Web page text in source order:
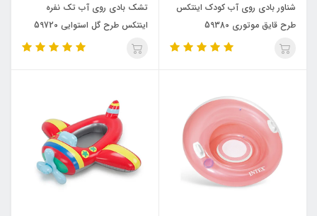
شناور بادی روی آب کودک اینتکس
طرح قایق موتوری 59380
تشک بادی روی آب تک نفره
اینتکس طرح گل استوایی 59720